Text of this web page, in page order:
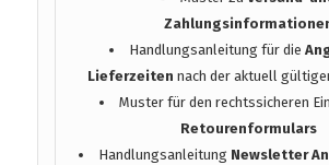
Handlungsanleitung für die
Lieferzeiten nach der aktuell
Muster für den rechtssicheren
Retourenformulars
Handlungsanleitung Newsletter